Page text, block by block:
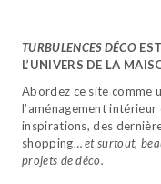
TURBULENCES DÉCO
L’UNIVERS DE LA
Abordez ce site comme
l’aménagement
inspirations, des
shopping…et surtout,
projets de déco.